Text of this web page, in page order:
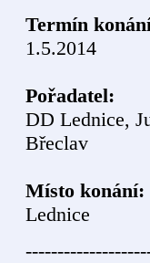
Termín
1.5.2014
Pořadatel:
DD Lednice,
Břeclav
Místo konání:
Lednice